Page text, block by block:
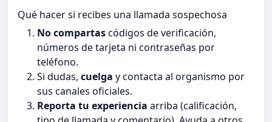
Qué hacer si recibes una llamada sospechosa
No compartascódigos de verificación,
números de tarjeta ni contraseñas por
teléfono.
Si dudas, cuelga y contacta al organismo por
sus canales oficiales.
Reporta tu experiencia arriba (calificación,